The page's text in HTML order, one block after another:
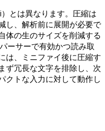
とは異なります。圧縮は
し、解析前に展開が必要で
体の生のサイズを削減する
ーサーで有効かつ読み取
は、ミニファイ後に圧縮す
ず冗長な文字を排除し、次
クトな入力に対して動作し